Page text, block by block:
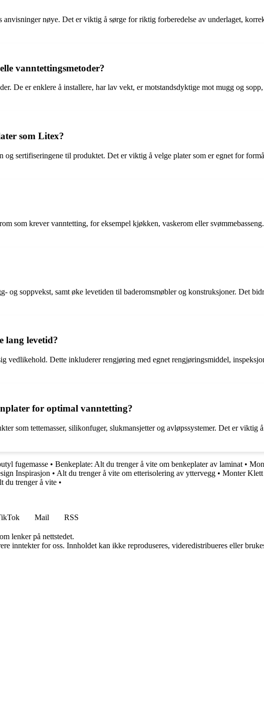
nøye. Det er viktig å sørge for riktig forberedelse av underlaget,
vanntettingsmetoder?
De er enklere å installere, har lav vekt, er motstandsdyktige mot mugg og
som Litex?
sertifiseringene til produktet. Det er viktig å velge plater som er egnet for
som krever vanntetting, for eksempel kjøkken, vaskerom eller
soppvekst, samt øke levetiden til baderomsmøbler og konstruksjoner. Det
lang levetid?
vedlikehold. Dette inkluderer rengjøring med egnet rengjøringsmiddel,
for optimal vanntetting?
som tettemasser, silikonfuger, slukmansjetter og avløpssystemer. Det er viktig
fugemasse • Benkeplate: Alt du trenger å vite om benkeplater av laminat •
Inspirasjon • Alt du trenger å vite om etterisolering av yttervegg • Monter Klett
du trenger å vite •
Mail
RSS
lenker på nettstedet.
inntekter for oss. Innholdet kan ikke reproduseres, videredistribueres eller